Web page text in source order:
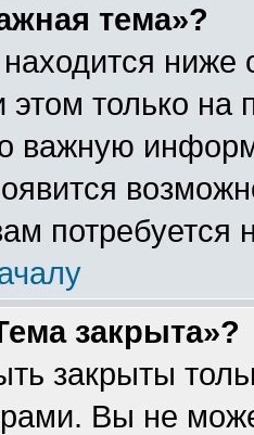
тема»?
ниже
только на
важную
потребуется
закрыта»?
закрыты
Вы не